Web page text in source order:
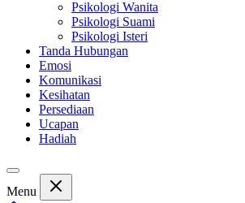
Psikologi Wanita
Psikologi Suami
Psikologi Isteri
Tanda Hubungan
Emosi
Komunikasi
Kesihatan
Persediaan
Ucapan
Hadiah
Menu